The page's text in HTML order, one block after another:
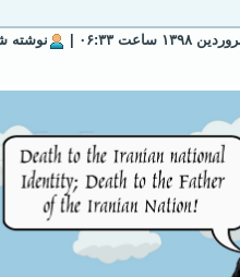
نوشته